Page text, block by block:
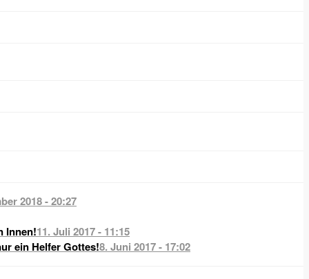
2018 - 20:27
Innen!11. Juli 2017 - 11:15
ein Helfer Gottes!8. Juni 2017 - 17:02